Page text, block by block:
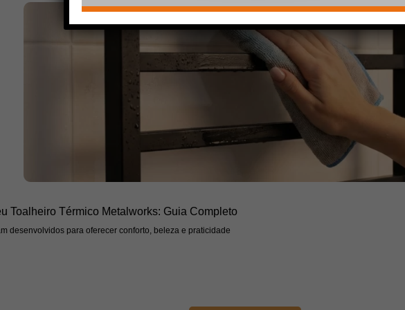
Toalheiro Térmico Metalworks: Guia Completo
desenvolvidos para oferecer conforto, beleza e praticidade